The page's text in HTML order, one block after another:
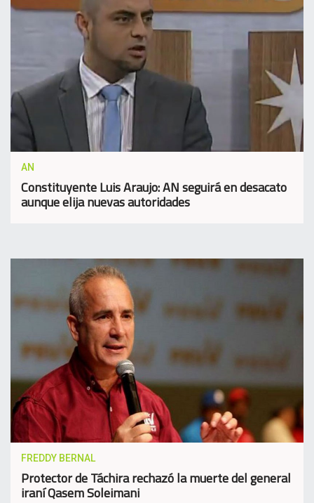
AN
Constituyente Luis Araujo: AN seguirá en desacato
aunque elija nuevas autoridades
FREDDY BERNAL
Protector de Táchira rechazó la muerte del general
iraní Qasem Soleimani